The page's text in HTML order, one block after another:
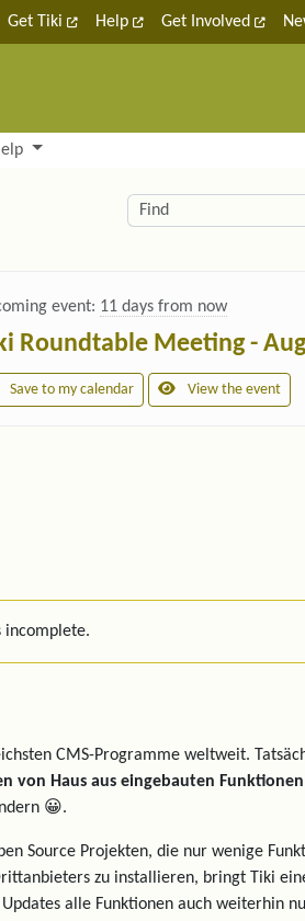
Get Tiki Help Get Involved
content
Find
event: 11 days from now
Roundtable Meeting -
Save to my calendar View the event
incomplete.
CMS-Programme weltweit.
von Haus aus eingebauten Funktionen
😀.
Source Projekten, die nur wenige
zu installieren, bringt Tiki
alle Funktionen auch weiterhin